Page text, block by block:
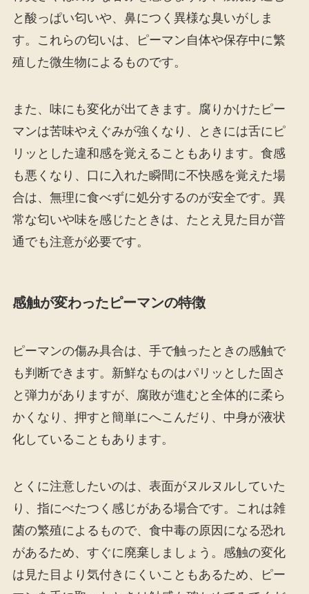
と酸っぱい匂いや、鼻につく異様な臭いがしま
す。これらの匂いは、ピーマン自体や保存中に繁
殖した微生物によるものです。
また、味にも変化が出てきます。腐りかけたピー
マンは苦味やえぐみが強くなり、ときには舌にピ
リッとした違和感を覚えることもあります。食感
も悪くなり、口に入れた瞬間に不快感を覚えた場
合は、無理に食べずに処分するのが安全です。異
常な匂いや味を感じたときは、たとえ見た目が普
通でも注意が必要です。
感触が変わったピーマンの特徴
ピーマンの傷み具合は、手で触ったときの感触で
も判断できます。新鮮なものはパリッとした固さ
と弾力がありますが、腐敗が進むと全体的に柔ら
かくなり、押すと簡単にへこんだり、中身が液状
化していることもあります。
とくに注意したいのは、表面がヌルヌルしていた
り、指にべたつく感じがある場合です。これは雑
菌の繁殖によるもので、食中毒の原因になる恐れ
があるため、すぐに廃棄しましょう。感触の変化
は見た目より気付きにくいこともあるため、ピー